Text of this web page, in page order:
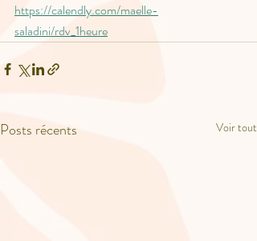
https://calendly.com/maelle-
saladini/rdv_1heure
Posts récents Voir tout